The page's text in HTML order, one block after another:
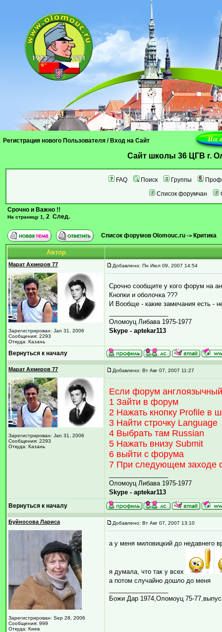
Регистрация нового Пользователя / Вход на Сайт
Cайт школы 36 ЦГВ г.
FAQ Поиск Группы
Список форумчан
Срочно и Важно !!
На страницу 1 2 След.
Список форумов Olomouc.ru -> Критика
Автор
Марат Ахмеров 77
Зарегистрирован: Jan 31, 2006
Сообщения: 2293
Откуда: Казань
Добавлено: Пн Июл 09, 2007 14:54
Срочно сообщите у кого форум на
Кнопки и оболочка ???
И Вообще - какие замечания есть -
Оломоуц Либава 1975-1977
Skype - aptekar113
Вернуться к началу
Марат Ахмеров 77
Зарегистрирован: Jan 31, 2006
Сообщения: 2293
Откуда: Казань
Добавлено: Вт Авг 07, 2007 11:27
Если форум
1 Зайти в форум
2 Нажать кнопку Profile в
3 Найти строчку Language
4 Выбрать там Russian
5 Нажать внизу Submit
6 выйти с форума
7 При следующем заходе
Оломоуц Либава 1975-1977
Skype - aptekar113
Вернуться к началу
Буйносова Лариса
Зарегистрирован: Sep 28, 2006
Сообщения: 999
Откуда: Киев
Добавлено: Вт Авг 07, 2007 13:10
а у меня миловицкий до недавнего
я думала, что так у всех
а потом случайно дошло до меня
Божи Дар 1974,Оломоуц 75-